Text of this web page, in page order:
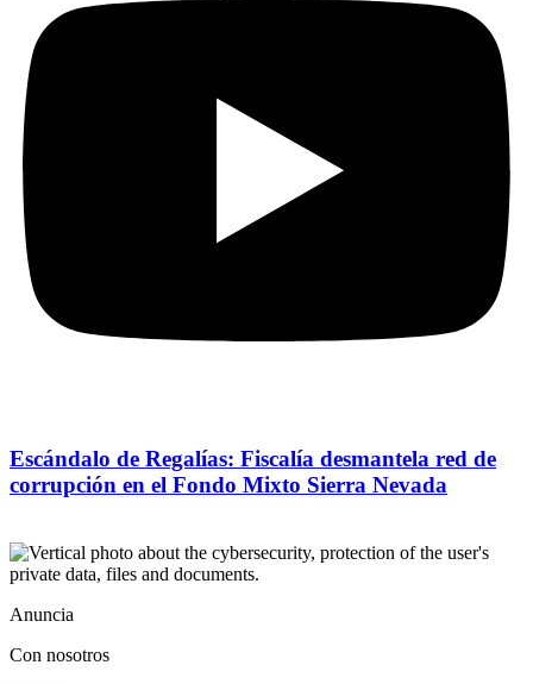
Escándalo de Regalías: Fiscalía desmantela red de
corrupción en el Fondo Mixto Sierra Nevada
Anuncia
Con nosotros